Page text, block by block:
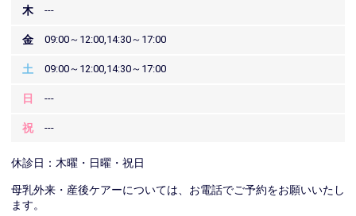
木 ---
金 09:00～12:00,14:30～17:00
土 09:00～12:00,14:30～17:00
日 ---
祝 ---
休診日：木曜・日曜・祝日
母乳外来・産後ケアーについては、お電話でご予約をお願いいたし
ます。